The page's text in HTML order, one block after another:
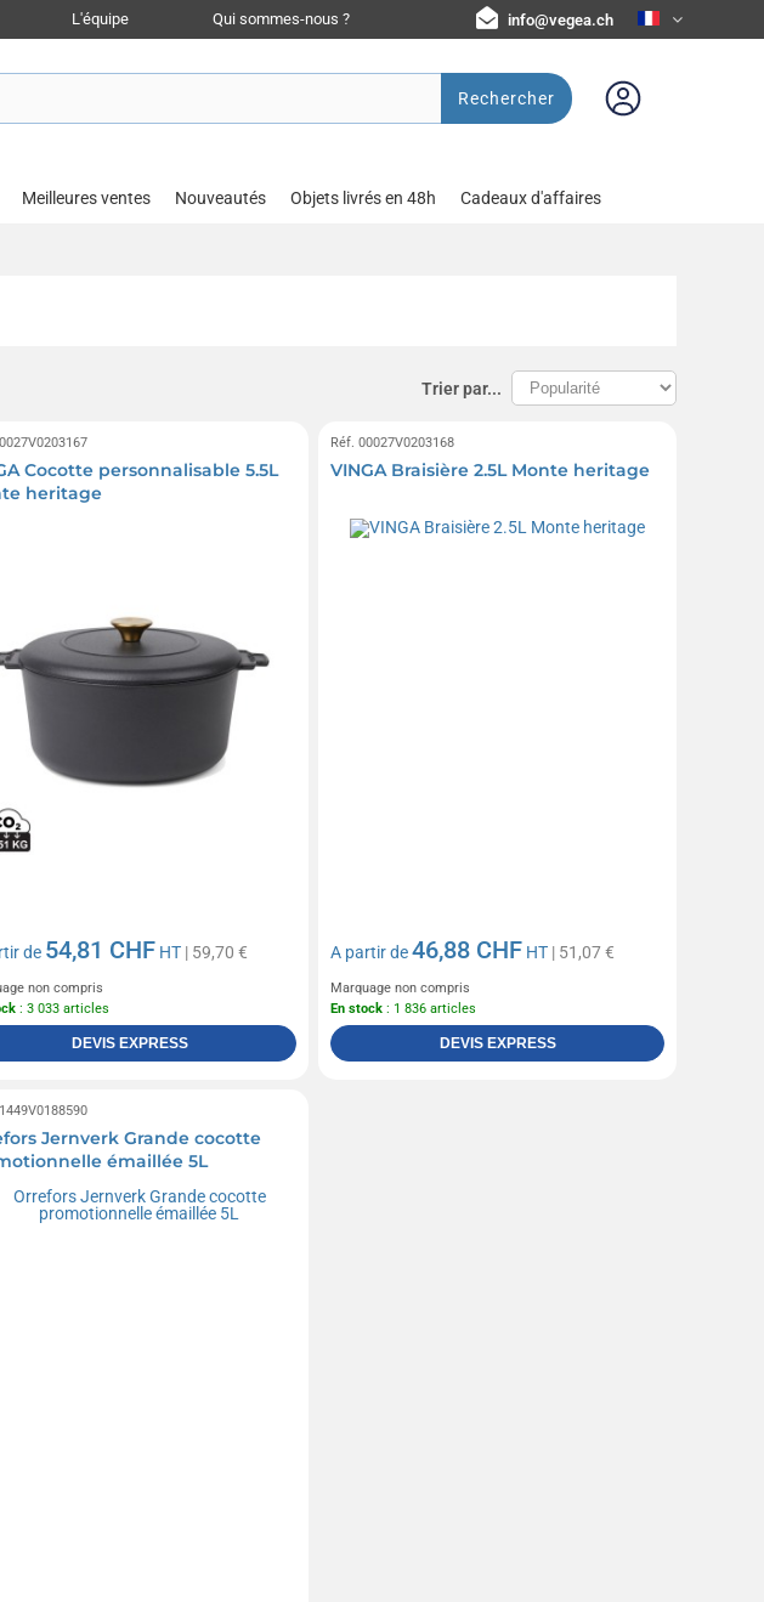
L'équipe Qui sommes-nous ? info@vegea.ch
Rechercher
Meilleures ventes Nouveautés Objets livrés en 48h Cadeaux d'affaires
Trier par...
Cocotte personnalisable 5.5L
heritage
de 54,81 CHF HT| 59,70 €
non compris
: 3 033 articles
DEVIS EXPRESS
Réf. 00027V0203168
VINGA Braisière 2.5L Monte heritage
A partir de46,88 CHF HT | 51,07 €
Marquage non compris
En stock : 1 836 articles
DEVIS EXPRESS
Jernverk Grande cocotte
émaillée 5L